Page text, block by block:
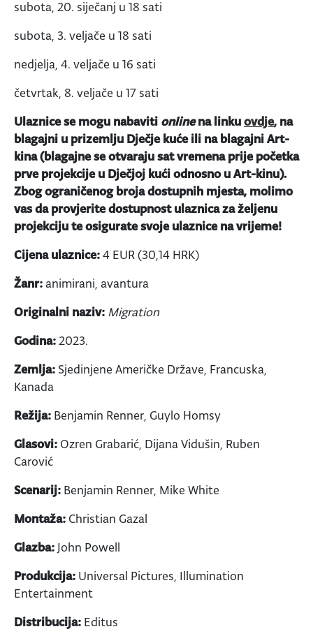
subota, 20. siječanj u 18 sati
subota, 3. veljače u 18 sati
nedjelja, 4. veljače u 16 sati
četvrtak, 8. veljače u 17 sati
Ulaznice se mogu nabaviti onlinena linkuovdje, na
blagajni u prizemlju Dječje kuće ili na blagajni Art-
kina (blagajne se otvaraju sat vremena prije početka
prve projekcije u Dječjoj kući odnosno u Art-kinu).
Zbog ograničenog broja dostupnih mjesta, molimo
vas da provjerite dostupnost ulaznica za željenu
projekciju te osigurate svoje ulaznice na vrijeme!
Cijena ulaznice:4 EUR (30,14 HRK)
Žanr:animirani, avantura
Originalni naziv: Migration
Godina:2023.
Zemlja: Sjedinjene Američke Države, Francuska,
Kanada
Režija: Benjamin Renner, Guylo Homsy
Glasovi: Ozren Grabarić, Dijana Vidušin, Ruben
Carović
Scenarij: Benjamin Renner, Mike White
Montaža: Christian Gazal
Glazba: John Powell
Produkcija: Universal Pictures, Illumination
Entertainment
Distribucija: Editus